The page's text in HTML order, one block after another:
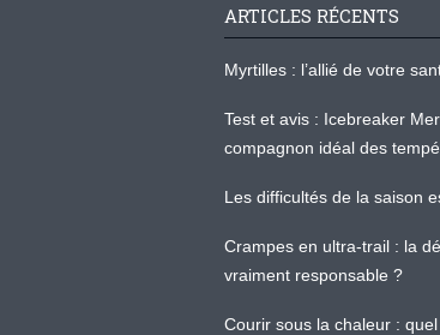
ARTICLES RÉCENTS
Myrtilles : l’allié de votre
Test et avis : Icebreaker
compagnon idéal des
Les difficultés de la saison
Crampes en ultra-trail : la
vraiment responsable ?
Courir sous la chaleur :